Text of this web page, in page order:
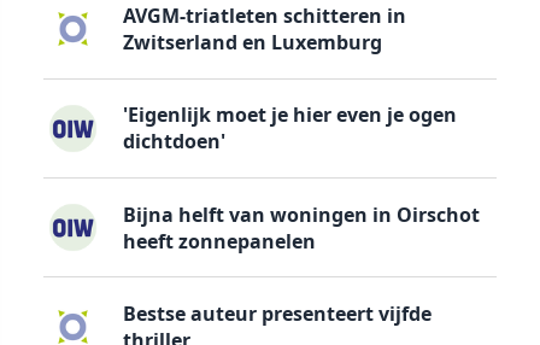
AVGM-triatleten schitteren in
Zwitserland en Luxemburg
'Eigenlijk moet je hier even je ogen
dichtdoen'
Bijna helft van woningen in Oirschot
heeft zonnepanelen
Bestse auteur presenteert vijfde